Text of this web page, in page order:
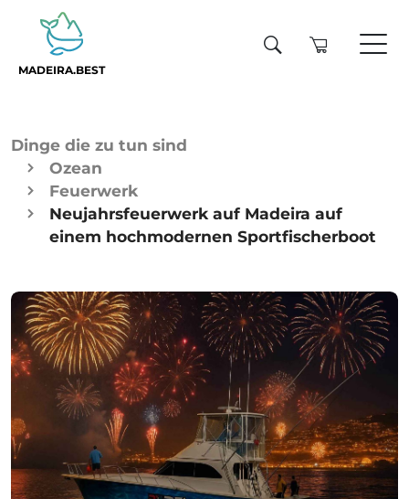
MADEIRA.BEST
Dinge die zu tun sind
Ozean
Feuerwerk
Neujahrsfeuerwerk auf Madeira auf
einem hochmodernen Sportfischerboot